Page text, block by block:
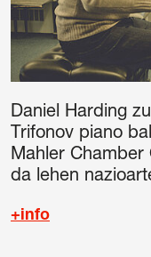
Daniel Harding
Trifonov piano
Mahler Chamber
da lehen
+info